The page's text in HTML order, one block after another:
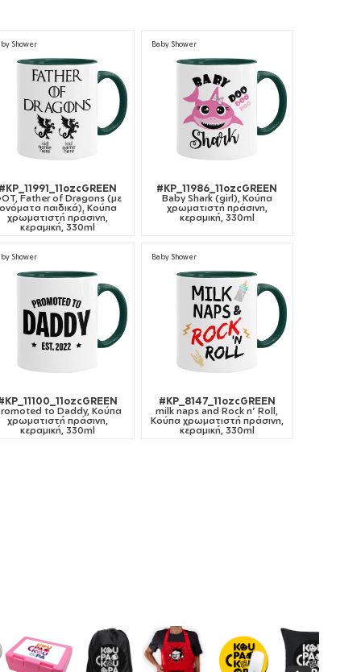
Shower
#KP_11991_11ozcGREEN
Father of Dragons (με
ονόματα παιδικά), Κούπα
χρωματιστή πράσινη,
κεραμική, 330ml
Baby Shower
#KP_11986_11ozcGREEN
Baby Shark (girl), Κούπα
χρωματιστή πράσινη,
κεραμική, 330ml
Shower
to Daddy, Κούπα
χρωματιστή πράσινη,
κεραμική, 330ml
Baby Shower
#KP_8147_11ozcGREEN
milk naps and Rock n' Roll,
Κούπα χρωματιστή πράσινη,
κεραμική, 330ml